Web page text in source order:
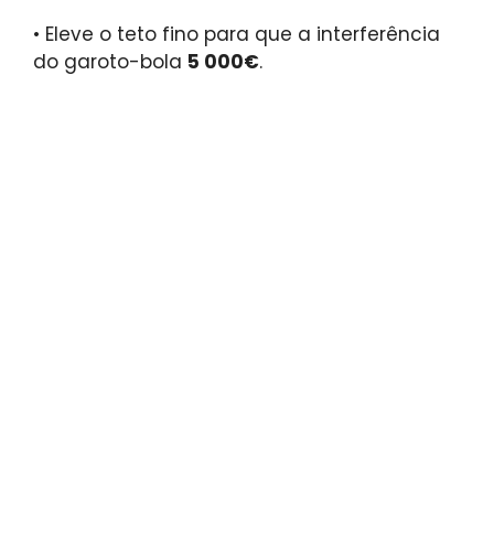
• Eleve o teto fino para que a interferência
do garoto-bola 5 000€.